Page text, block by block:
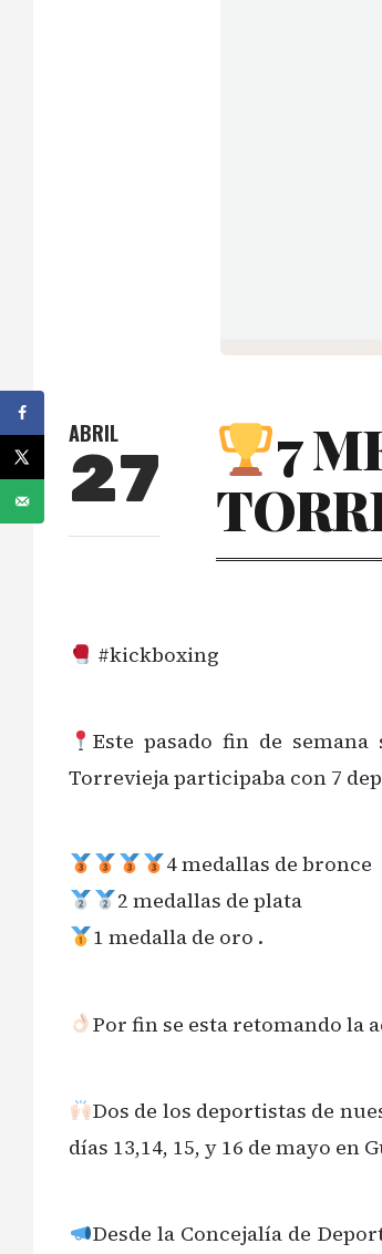
ABRIL
27
7
#kickboxing
Este pasado fin de
Torrevieja participaba con 7
4 medallas de bronce
2 medallas de plata
1 medalla de oro .
Por fin se esta retomando la
Dos de los deportistas de
días 13,14, 15, y 16 de mayo en
Desde la Concejalía de